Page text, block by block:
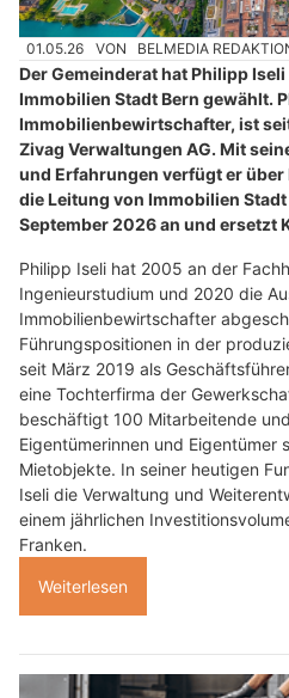
01.05.26 VON BELMEDIA
Der Gemeinderat hat Philipp
Immobilien Stadt Bern gewählt.
Immobilienbewirtschafter, ist
Zivag Verwaltungen AG. Mit
und Erfahrungen verfügt er
die Leitung von Immobilien Stadt
September 2026 an und ersetzt
Philipp Iseli hat 2005 an der
Ingenieurstudium und 2020 die
Immobilienbewirtschafter
Führungspositionen in der
seit März 2019 als
eine Tochterfirma der
beschäftigt 100 Mitarbeitende
Eigentümerinnen und Eigentümer
Mietobjekte. In seiner heutigen
Iseli die Verwaltung und
einem jährlichen
Franken.
Weiterlesen